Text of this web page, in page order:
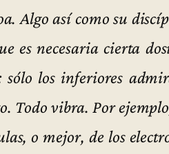
Algo así como su
es necesaria cierta
los inferiores
Todo vibra. Por
o mejor, de los